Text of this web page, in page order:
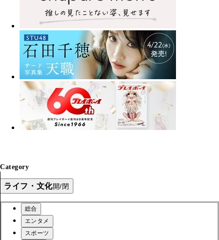
Category
ライフ・文化開/閉
総合
エンタメ
スポーツ